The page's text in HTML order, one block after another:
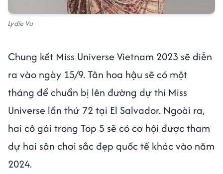
Lydie Vu
Chung kết Miss Universe Vietnam 2023 sẽ diễn
ra vào ngày 15/9. Tân hoa hậu sẽ có một
tháng để chuẩn bị lên đường dự thi Miss
Universe lần thứ 72 tại El Salvador. Ngoài ra,
hai cô gái trong Top 5 sẽ có cơ hội được tham
dự hai sân chơi sắc đẹp quốc tế khác vào năm
2024.